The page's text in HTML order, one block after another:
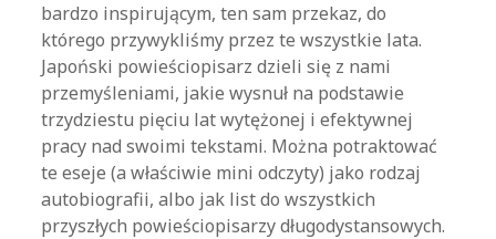
bardzo inspirującym, ten sam przekaz, do
którego przywykliśmy przez te wszystkie lata.
Japoński powieściopisarz dzieli się z nami
przemyśleniami, jakie wysnuł na podstawie
trzydziestu pięciu lat wytężonej i efektywnej
pracy nad swoimi tekstami. Można potraktować
te eseje (a właściwie mini odczyty) jako rodzaj
autobiografii, albo jak list do wszystkich
przyszłych powieściopisarzy długodystansowych.